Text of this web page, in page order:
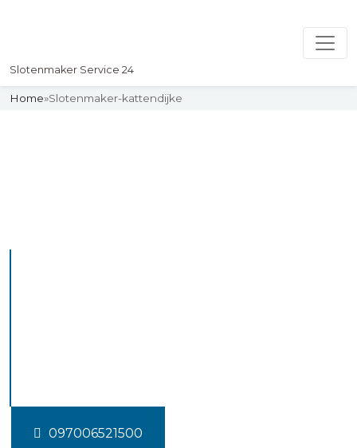
Slotenmaker Service 24
Home»Slotenmaker-kattendijke
097006521500